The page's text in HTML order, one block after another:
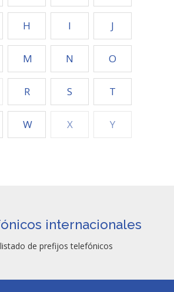
H I J
M N O
R S T
W X Y
internacionales
de prefijos telefónicos